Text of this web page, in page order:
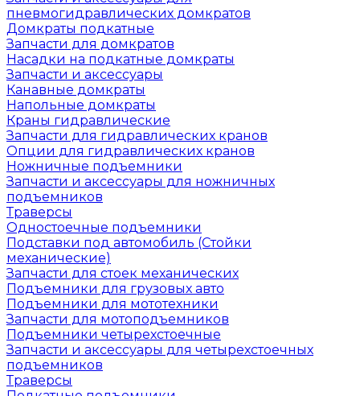
пневмогидравлических домкратов
Домкраты подкатные
Запчасти для домкратов
Насадки на подкатные домкраты
Запчасти и аксессуары
Канавные домкраты
Напольные домкраты
Краны гидравлические
Запчасти для гидравлических кранов
Опции для гидравлических кранов
Ножничные подъемники
Запчасти и аксессуары для ножничных
подъемников
Траверсы
Одностоечные подъемники
Подставки под автомобиль (Стойки
механические)
Запчасти для стоек механических
Подъемники для грузовых авто
Подъемники для мототехники
Запчасти для мотоподъемников
Подъемники четырехстоечные
Запчасти и аксессуары для четырехстоечных
подъемников
Траверсы